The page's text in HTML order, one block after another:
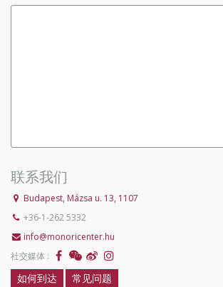
联系我们
Budapest, Mázsa u. 13, 1107
+36-1-262 5332
info@monoricenter.hu
社交媒体 :
如何到达 常见问题